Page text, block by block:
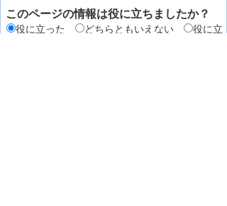
このページの情報は役に立ちましたか？
役に立った どちらともいえない
役に立